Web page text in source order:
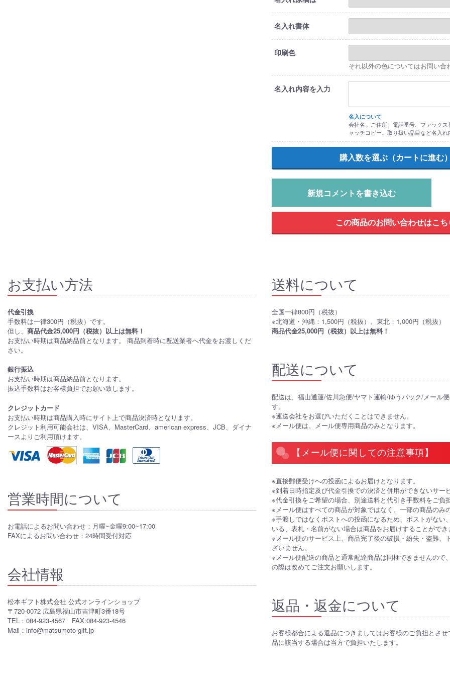
名入れ書体
印刷色
それ以外の色についてはお問い合
名入れ内容を入力
名入について
会社名、ご住所、電話番号、ファック
ャッチコピー、取り扱い品目など名入れ
新規コメントを書き込む
お支払い方法
代金引換
手数料は一律300円（税抜）です。
但し、 商品代金25,000円（税抜）以上は無料！
お支払い時期は商品納品前となります。 商品到着時に配送業者へ代金をお渡しくだ
さい。
銀行振込
お支払い時期は商品納品前となります。
振込手数料はお客様負担でお願い致します。
クレジットカード
お支払い時期は商品購入時にサイト上で商品決済時となります。
クレジット利用可能会社は、VISA、MasterCard、american express、JCB、ダイナ
ースよりご利用頂けます。
営業時間について
お電話によるお問い合わせ：月曜~金曜9:00~17:00
FAXによるお問い合わせ：24時間受付対応
会社情報
松本ギフト株式会社 公式オンラインショップ
〒720-0072 広島県福山市吉津町3番18号
TEL：084-923-4567 FAX:084-923-4546
Mail：info@matsumoto-gift.jp
送料について
全国一律800円（税抜）
※北海道・沖縄：1,500円（税抜）、東北：1,000円（税抜）
商品代金25,000円（税抜）以上は無料！
配送について
配送は、福山通運/佐川急便/ヤマト運輸/ゆうパック/メール
す。
※運送会社をお選びいただくことはできません。
※メール便は、メール便専用商品のみとなります。
【メール便に関しての注意事項】
※直接郵便受けへの投函によるお届けとなります。
※到着日時指定及び代金引換での決済と併用ができないサー
※代金引換をご希望の場合、別途送料と代引き手数料をご負
※メール便はすべての商品が対象ではなく、一部の商品のみ
※手渡しではなくポストへの投函になるため、ポストがない
いる、表札・名前がない場合は商品をお届けすることができ
※メール便のサービス上、商品完了後の破損・紛失・盗難、
ざいません。
※メール便配送の商品と通常配達商品は同梱できませんので
の際は改めてご注文お願いします。
返品・返金について
お客様都合による返品につきましてはお客様のご負担とさ
品に該当する場合は当方で負担いたします。